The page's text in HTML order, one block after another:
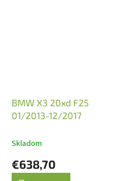
BMW X3 20xd F25
01/2013-12/2017
Skladom
€638,70